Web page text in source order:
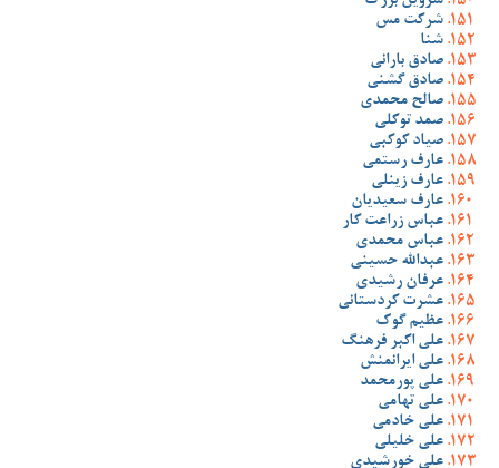
شرکت مس
شنا
صادق بارانی
صادق گشنی
صالح محمدی
صمد توکلی
صیاد کوکبی
عارف رستمی
عارف زینلی
عارف سعیدیان
عباس زراعت کار
عباس محمدی
عبدالله حسینی
عرفان رشیدی
عشرت کردستانی
عظیم گوک
علی اکبر فرهنگ
علی ایرانمنش
علی پورمحمد
علی تهامی
علی خادمی
علی خلیلی
علی خورشیدی